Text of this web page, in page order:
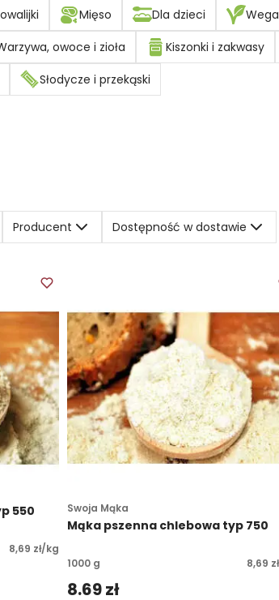
Mięso Dla dzieci
owoce i zioła Kiszonki i zakwasy
Słodycze i przekąski
Producent Dostępność w dostawie
550
8,69 zł/kg
Swoja Mąka
Mąka pszenna chlebowa typ 750
1000 g 8,69
8.69 zł